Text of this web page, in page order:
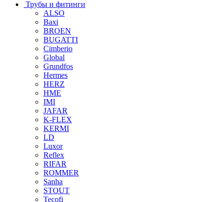
Трубы и фитинги
ALSO
Baxi
BROEN
BUGATTI
Cimberio
Global
Grundfos
Hermes
HERZ
HME
IMI
JAFAR
K-FLEX
KERMI
LD
Luxor
Reflex
RIFAR
ROMMER
Sanha
STOUT
Tecofi